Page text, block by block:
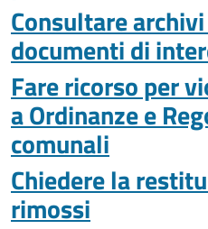
Consultare
documenti di
Fare ricorso per
a Ordinanze e
comunali
Chiedere la
rimossi